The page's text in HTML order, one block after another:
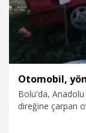
Bolu'da,
direğine çarpan